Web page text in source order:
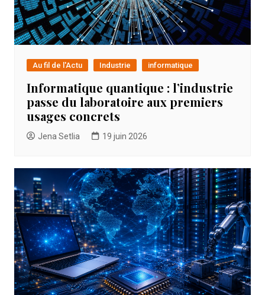
Au fil de l'Actu Industrie informatique
Informatique quantique : l’industrie
passe du laboratoire aux premiers
usages concrets
Jena Setlia 19 juin 2026